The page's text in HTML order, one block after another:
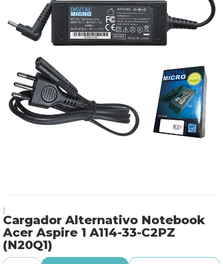
Cargador Alternativo Notebook
Acer Aspire 1 A114-33-C2PZ
(N20Q1)